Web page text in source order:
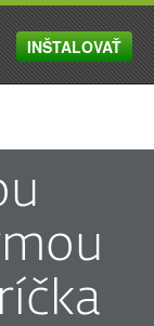
MENU
INŠTALOVAŤ